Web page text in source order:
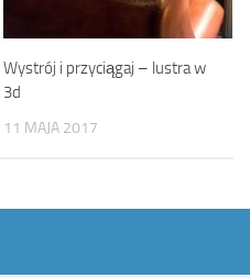
Wystrój i przyciągaj – lustra w
3d
11 MAJA 2017